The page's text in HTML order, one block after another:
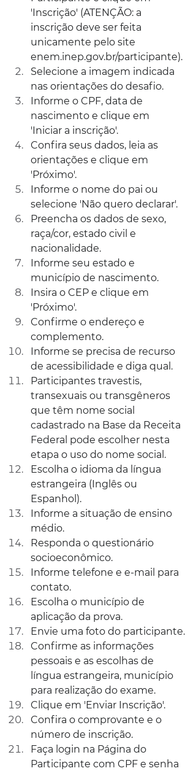
'Inscrição' (ATENÇÃO: a
inscrição deve ser feita
unicamente pelo site
enem.inep.gov.br/participante).
Selecione a imagem indicada
nas orientações do desafio.
Informe o CPF, data de
nascimento e clique em
'Iniciar a inscrição'.
Confira seus dados, leia as
orientações e clique em
'Próximo'.
Informe o nome do pai ou
selecione 'Não quero declarar'.
Preencha os dados de sexo,
raça/cor, estado civil e
nacionalidade.
Informe seu estado e
município de nascimento.
Insira o CEP e clique em
'Próximo'.
Confirme o endereço e
complemento.
Informe se precisa de recurso
de acessibilidade e diga qual.
Participantes travestis,
transexuais ou transgêneros
que têm nome social
cadastrado na Base da Receita
Federal pode escolher nesta
etapa o uso do nome social.
Escolha o idioma da língua
estrangeira (Inglês ou
Espanhol).
Informe a situação de ensino
médio.
Responda o questionário
socioeconômico.
Informe telefone e e-mail para
contato.
Escolha o município de
aplicação da prova.
Envie uma foto do participante.
Confirme as informações
pessoais e as escolhas de
língua estrangeira, município
para realização do exame.
Clique em 'Enviar Inscrição'.
Confira o comprovante e o
número de inscrição.
Faça login na Página do
Participante com CPF e senha